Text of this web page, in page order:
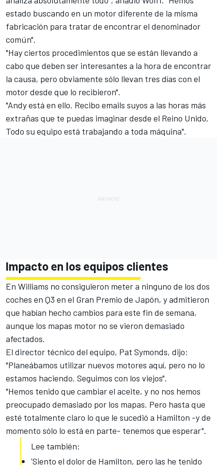
estado buscando en un motor diferente de la misma
fabricación para tratar de encontrar el denominador
común".
"Hay ciertos procedimientos que se están llevando a
cabo que deben ser interesantes a la hora de encontrar
la causa, pero obviamente sólo llevan tres días con el
motor desde que lo recibieron".
"Andy está en ello. Recibo emails suyos a las horas más
extrañas que te puedas imaginar desde el Reino Unido.
Todo su equipo está trabajando a toda máquina".
Impacto en los equipos clientes
En Williams no consiguieron meter a ninguno de los dos
coches en Q3 en el Gran Premio de Japón, y admitieron
que habían hecho cambios para este fin de semana,
aunque los mapas motor no se vieron demasiado
afectados.
El director técnico del equipo, Pat Symonds, dijo:
"Planeábamos utilizar nuevos motores aquí, pero no lo
estamos haciendo. Seguimos con los viejos".
"Hemos tenido que cambiar el aceite, y no nos hemos
preocupado demasiado por los mapas. Pero hasta que
esté totalmente claro lo que le sucedió a Hamilton -y de
momento sólo lo está en parte- tenemos que esperar".
Lee también:
'Siento el dolor de Hamilton, pero las he tenido